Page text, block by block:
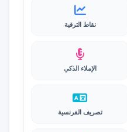
نقاط الترقية
الإملاء الذكي
تصريف الفرنسية